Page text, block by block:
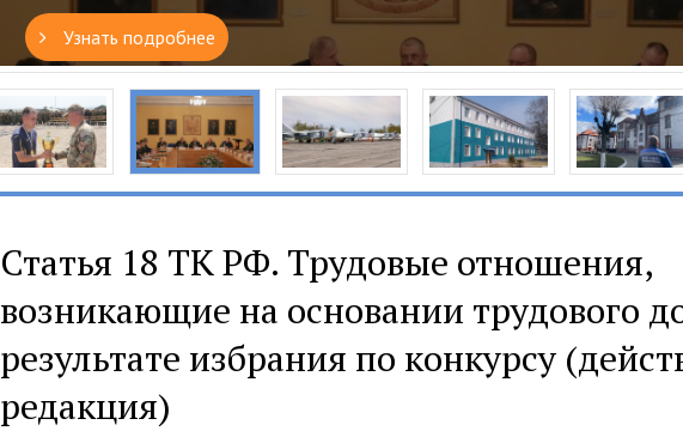
Узнать подробнее
Статья 18 ТК РФ. Трудовые отношения,
возникающие на основании трудового
результате избрания по конкурсу
редакция)